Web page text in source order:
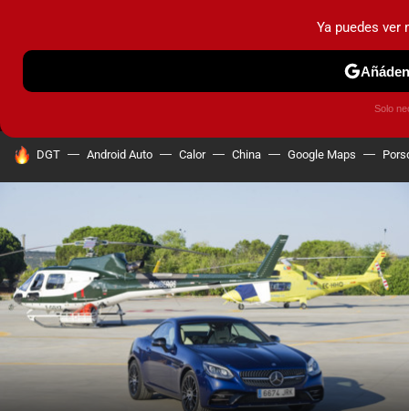
MENÚ NUEVO
F1
HOY SE HABLA DE
DGT Android Auto Calor China Google Maps
Ya puedes ver
Solo